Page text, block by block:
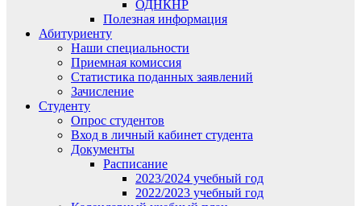
ОДНКНР
Полезная информация
Абитуриенту
Наши специальности
Приемная комиссия
Статистика поданных заявлений
Зачисление
Студенту
Опрос студентов
Вход в личный кабинет студента
Документы
Расписание
2023/2024 учебный год
2022/2023 учебный год